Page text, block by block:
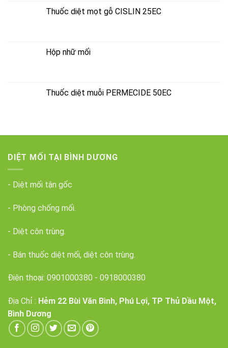
Thuốc diệt mọt gỗ CISLIN 25EC
Hộp nhữ mối
Thuốc diệt muỗi PERMECIDE 50EC
DIỆT MỐI TẠI BÌNH DƯƠNG
- Diệt mối tận gốc
- Phòng chống mối.
- Diệt côn trùng.
- Bán thuốc diệt mối, diệt côn trùng.
Điện thoại: 0901000380 - 0918000380
Địa Chỉ : Hẻm 22 Bùi Văn Bình, Phú Lợi, TP Thủ Dầu Một,
Bình Dương